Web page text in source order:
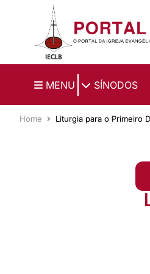
Ir para o conteúdo principal
MENU SÍNODOS
Home Liturgia para o Primeiro